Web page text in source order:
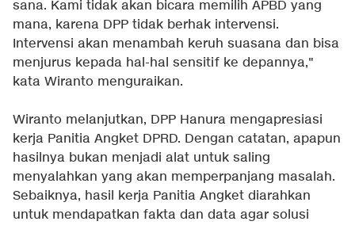
sana. Kami tidak akan bicara memilih APBD yang
mana, karena DPP tidak berhak intervensi.
Intervensi akan menambah keruh suasana dan bisa
menjurus kepada hal-hal sensitif ke depannya,"
kata Wiranto menguraikan.
Wiranto melanjutkan, DPP Hanura mengapresiasi
kerja Panitia Angket DPRD. Dengan catatan, apapun
hasilnya bukan menjadi alat untuk saling
menyalahkan yang akan memperpanjang masalah.
Sebaiknya, hasil kerja Panitia Angket diarahkan
untuk mendapatkan fakta dan data agar solusi